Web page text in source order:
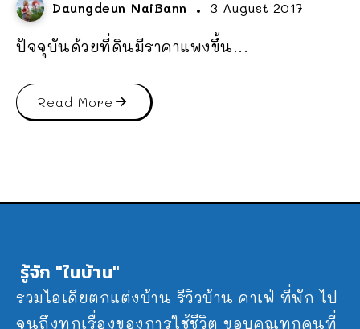
Daungdeun NaiBann 3 August 2017
ปัจจุบันด้วยที่ดินมีราคาแพงขึ้น...
Read More
รู้จัก "ในบ้าน"
รวมไอเดียตกแต่งบ้าน รีวิวบ้าน คาเฟ่ ที่พัก ไป
จนถึงทุกเรื่องของการใช้ชีวิต ขอบคุณทุกคนที่